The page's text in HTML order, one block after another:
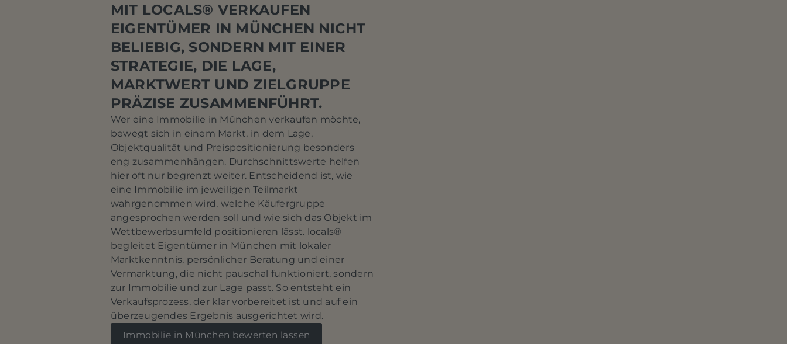
MIT LOCALS® VERKAUFEN
EIGENTÜMER IN MÜNCHEN NICHT
BELIEBIG, SONDERN MIT EINER
STRATEGIE, DIE LAGE,
MARKTWERT UND ZIELGRUPPE
PRÄZISE ZUSAMMENFÜHRT.
Wer eine Immobilie in München verkaufen möchte,
bewegt sich in einem Markt, in dem Lage,
Objektqualität und Preispositionierung besonders
eng zusammenhängen. Durchschnittswerte helfen
hier oft nur begrenzt weiter. Entscheidend ist, wie
eine Immobilie im jeweiligen Teilmarkt
wahrgenommen wird, welche Käufergruppe
angesprochen werden soll und wie sich das Objekt im
Wettbewerbsumfeld positionieren lässt. locals®
begleitet Eigentümer in München mit lokaler
Marktkenntnis, persönlicher Beratung und einer
Vermarktung, die nicht pauschal funktioniert, sondern
zur Immobilie und zur Lage passt. So entsteht ein
Verkaufsprozess, der klar vorbereitet ist und auf ein
überzeugendes Ergebnis ausgerichtet wird.
Immobilie in München bewerten lassen